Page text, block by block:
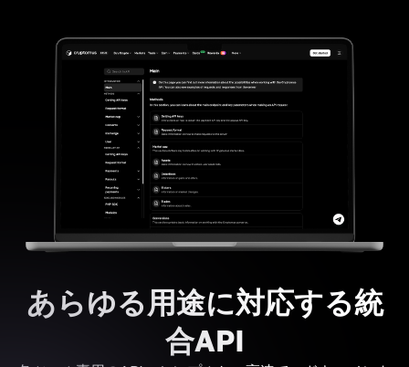
あらゆる用途に対応する統
合API